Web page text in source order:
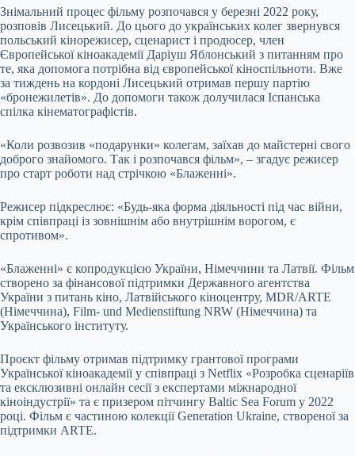
Знімальний процес фільму розпочався у березні 2022 року,
розповів Лисецький. До цього до українських колег звернувся
польський кінорежисер, сценарист і продюсер, член
Європейської кіноакадемії Даріуш Яблонський з питанням про
те, яка допомога потрібна від європейської кіноспільноти. Вже
за тиждень на кордоні Лисецький отримав першу партію
«бронежилетів». До допомоги також долучилася Іспанська
спілка кінематографістів.
«Коли розвозив «подарунки» колегам, заїхав до майстерні свого
доброго знайомого. Так і розпочався фільм», – згадує режисер
про старт роботи над стрічкою «Блаженні».
Режисер підкреслює: «Будь-яка форма діяльності під час війни,
крім співпраці із зовнішнім або внутрішнім ворогом, є
спротивом».
«Блаженні» є копродукцією України, Німеччини та Латвії. Фільм
створено за фінансової підтримки Державного агентства
України з питань кіно, Латвійського кіноцентру, MDR/ARTE
(Німеччина), Film- und Medienstiftung NRW (Німеччина) та
Українського інституту.
Проєкт фільму отримав підтримку грантової програми
Української кіноакадемії у співпраці з Netflix «Розробка сценаріїв
та ексклюзивні онлайн сесії з експертами міжнародної
кіноіндустрії» та є призером пітчингу Baltic Sea Forum у 2022
році. Фільм є частиною колекції Generation Ukraine, створеної за
підтримки ARTE.